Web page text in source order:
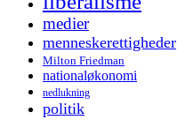
medier
menneskerettigheder
Milton Friedman
nationaløkonomi
nedlukning
politik